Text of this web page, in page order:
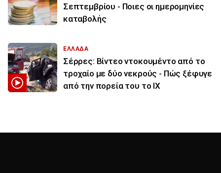
Σεπτεμβρίου - Ποιες οι ημερομηνίες
καταβολής
ΕΛΛΑΔΑ
Σέρρες: Βίντεο ντοκουμέντο από το
τροχαίο με δύο νεκρούς - Πώς ξέφυγε
από την πορεία του το ΙΧ